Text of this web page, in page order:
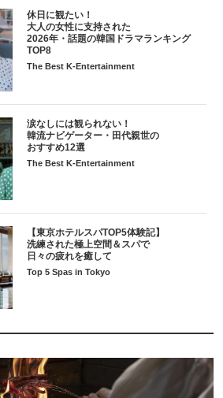
休日に観たい！
大人の女性に支持された
2026年・話題の韓国ドラマランキング
TOP8
The Best K-Entertainment
涙なしには観られない！
韓流ナビゲーター・田代親世の
おすすめ12選
The Best K-Entertainment
【東京ホテルスパTOP5体験記】
洗練された極上空間＆スパで
日々の疲れを癒して
Top 5 Spas in Tokyo